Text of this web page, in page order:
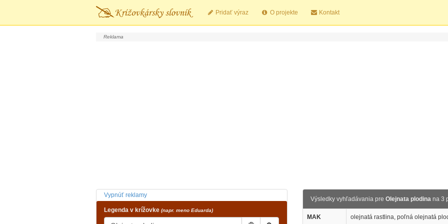
Pridať výraz O projekte Kontakt
Vypnúť reklamy
Legenda v krížovke (napr. meno Eduarda)
Výsledky vyhľadávania pre Olejnata plodinana 3
MAK olejnatá rastlina, poľná olejnatá